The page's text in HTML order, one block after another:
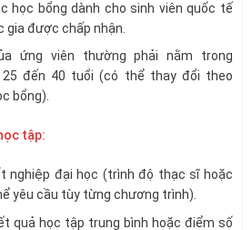
học bổng dành cho sinh viên quốc tế
gia được chấp nhận.
ứng viên thường phải nằm trong
25 đến 40 tuổi (có thể thay đổi theo
bổng).
tập:
nghiệp đại học (trình độ thạc sĩ hoặc
yêu cầu tùy từng chương trình).
quả học tập trung bình hoặc điểm số